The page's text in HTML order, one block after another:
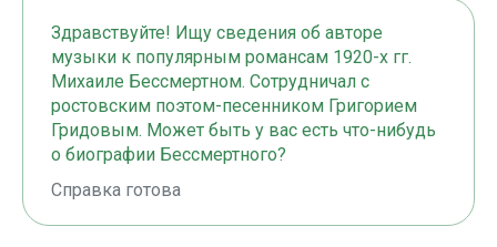
Здравствуйте! Ищу сведения об авторе
музыки к популярным романсам 1920-х гг.
Михаиле Бессмертном. Сотрудничал с
ростовским поэтом-песенником Григорием
Гридовым. Может быть у вас есть что-нибудь
о биографии Бессмертного?
Справка готова